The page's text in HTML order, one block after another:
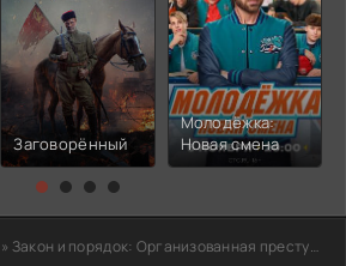
Заговорённый
Молодёжка:
Новая смена
» Закон и порядок: Организованная преступность